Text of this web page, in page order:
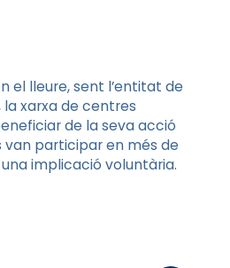
el lleure, sent l’entitat de
la xarxa de centres
de la seva acció
van participar en més de
implicació voluntària.